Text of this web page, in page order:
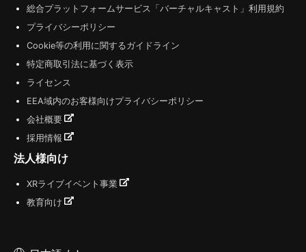
総合プラットフォームサービス「バーチャルキャスト」利用規約
プライバシーポリシー
Cookie等の利用に関するガイドライン
特定商取引法に基づく表示
ライセンス
EEA域内のお客様向けプライバシーポリシー
会社概要
採用情報
法人様向け
XRライブイベント事業
教育向け